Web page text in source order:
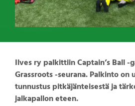
Ilves ry palkittiin Captain’s Ball -
Grassroots -seurana. Palkinto on
tunnustus pitkäjänteisestä ja
jalkapallon eteen.